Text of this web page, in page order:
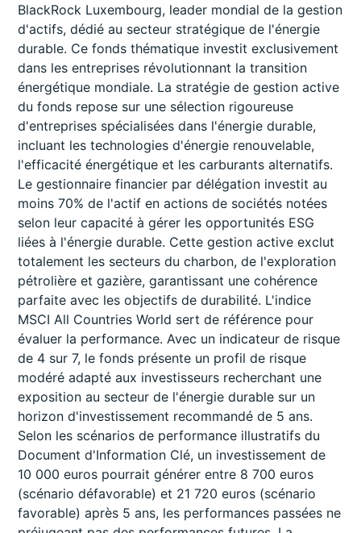
BlackRock Luxembourg, leader mondial de la gestion
d'actifs, dédié au secteur stratégique de l'énergie
durable. Ce fonds thématique investit exclusivement
dans les entreprises révolutionnant la transition
énergétique mondiale. La stratégie de gestion active
du fonds repose sur une sélection rigoureuse
d'entreprises spécialisées dans l'énergie durable,
incluant les technologies d'énergie renouvelable,
l'efficacité énergétique et les carburants alternatifs.
Le gestionnaire financier par délégation investit au
moins 70% de l'actif en actions de sociétés notées
selon leur capacité à gérer les opportunités ESG
liées à l'énergie durable. Cette gestion active exclut
totalement les secteurs du charbon, de l'exploration
pétrolière et gazière, garantissant une cohérence
parfaite avec les objectifs de durabilité. L'indice
MSCI All Countries World sert de référence pour
évaluer la performance. Avec un indicateur de risque
de 4 sur 7, le fonds présente un profil de risque
modéré adapté aux investisseurs recherchant une
exposition au secteur de l'énergie durable sur un
horizon d'investissement recommandé de 5 ans.
Selon les scénarios de performance illustratifs du
Document d'Information Clé, un investissement de
10 000 euros pourrait générer entre 8 700 euros
(scénario défavorable) et 21 720 euros (scénario
favorable) après 5 ans, les performances passées ne